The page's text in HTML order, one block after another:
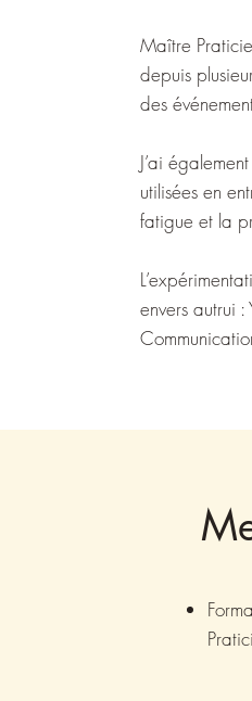
Maître
depuis
des
​J’ai
utilisées en
fatigue et la
envers autrui